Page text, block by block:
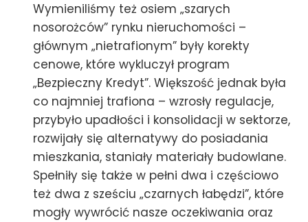
Wymieniliśmy też osiem „szarych
nosorożców” rynku nieruchomości –
głównym „nietrafionym” były korekty
cenowe, które wykluczył program
„Bezpieczny Kredyt”. Większość jednak była
co najmniej trafiona – wzrosły regulacje,
przybyło upadłości i konsolidacji w sektorze,
rozwijały się alternatywy do posiadania
mieszkania, staniały materiały budowlane.
Spełniły się także w pełni dwa i częściowo
też dwa z sześciu „czarnych łabędzi”, które
mogły wywrócić nasze oczekiwania oraz